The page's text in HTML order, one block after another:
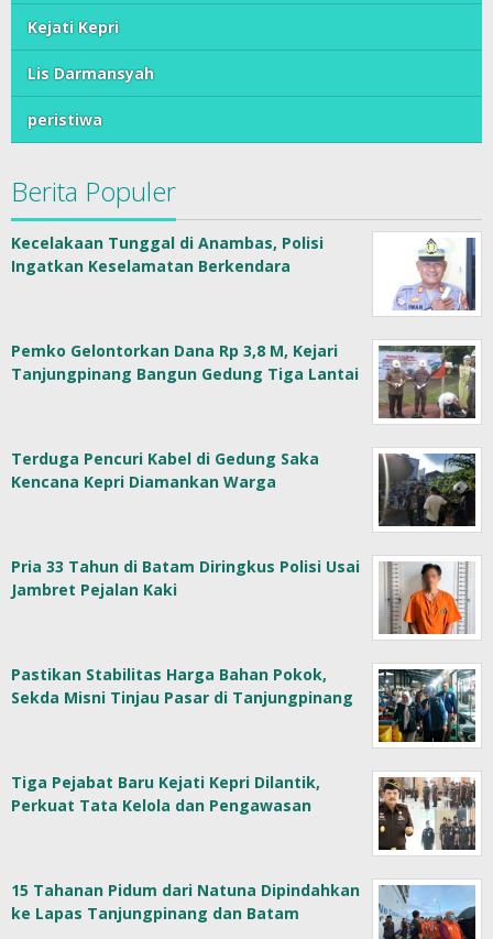
Kejati Kepri
Lis Darmansyah
peristiwa
Berita Populer
Kecelakaan Tunggal di Anambas, Polisi
Ingatkan Keselamatan Berkendara
Pemko Gelontorkan Dana Rp 3,8 M, Kejari
Tanjungpinang Bangun Gedung Tiga Lantai
Terduga Pencuri Kabel di Gedung Saka
Kencana Kepri Diamankan Warga
Pria 33 Tahun di Batam Diringkus Polisi Usai
Jambret Pejalan Kaki
Pastikan Stabilitas Harga Bahan Pokok,
Sekda Misni Tinjau Pasar di Tanjungpinang
Tiga Pejabat Baru Kejati Kepri Dilantik,
Perkuat Tata Kelola dan Pengawasan
15 Tahanan Pidum dari Natuna Dipindahkan
ke Lapas Tanjungpinang dan Batam